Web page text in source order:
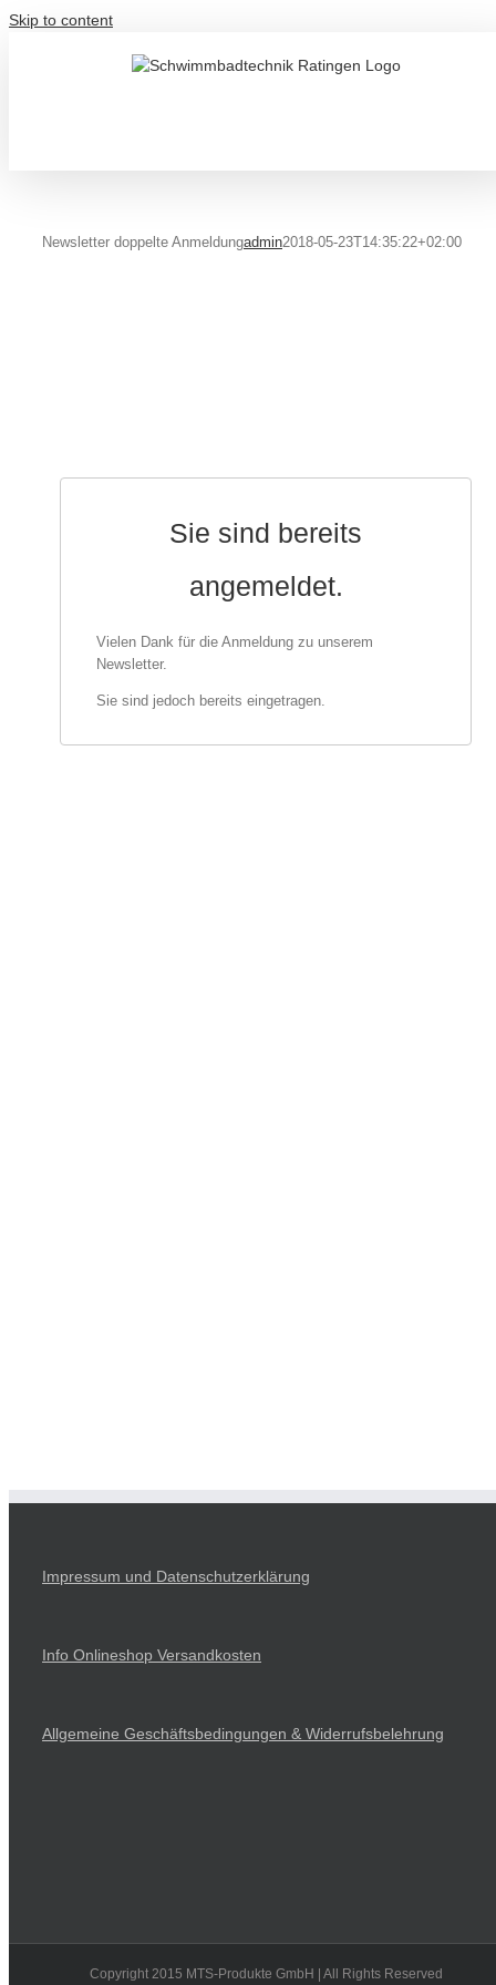
Skip to content
Newsletter doppelte Anmeldungadmin2018-05-23T14:35:22+02:00
Sie sind bereits
angemeldet.
Vielen Dank für die Anmeldung zu unserem
Newsletter.
Sie sind jedoch bereits eingetragen.
Impressum und Datenschutzerklärung
Info Onlineshop Versandkosten
Allgemeine Geschäftsbedingungen & Widerrufsbelehrung
Copyright 2015 MTS-Produkte GmbH | All Rights Reserved